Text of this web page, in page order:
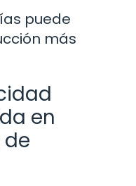
puede
más
en